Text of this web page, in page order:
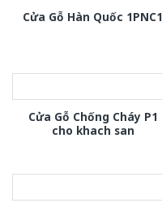
Cửa Gỗ Hàn Quốc 1PNC1
Cửa Gỗ Chống Cháy P1
cho khach san